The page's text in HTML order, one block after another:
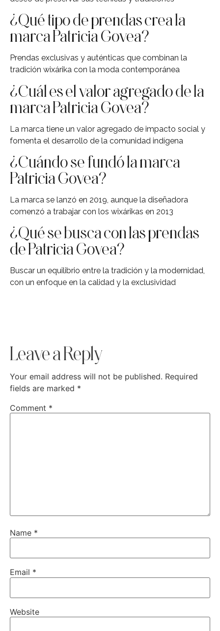
¿Qué tipo de prendas crea la
marca Patricia Govea?
Prendas exclusivas y auténticas que combinan la
tradición wixárika con la moda contemporánea
¿Cuál es el valor agregado de la
marca Patricia Govea?
La marca tiene un valor agregado de impacto social y
fomenta el desarrollo de la comunidad indígena
¿Cuándo se fundó la marca
Patricia Govea?
La marca se lanzó en 2019, aunque la diseñadora
comenzó a trabajar con los wixárikas en 2013
¿Qué se busca con las prendas
de Patricia Govea?
Buscar un equilibrio entre la tradición y la modernidad,
con un enfoque en la calidad y la exclusividad
Leave a Reply
Your email address will not be published. Required
fields are marked *
Comment *
Name *
Email *
Website